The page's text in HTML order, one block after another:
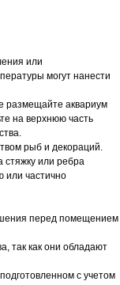
или
могут нанести
размещайте аквариум
на верхнюю часть
рыб и декораций.
стяжку или ребра
или частично
перед помещением
так как они обладают
с учетом